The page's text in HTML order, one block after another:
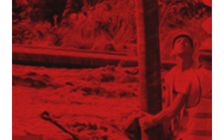
Baugrubenverbau
Bodenverankerungen
Palisaden
Spundwände
Stützmauern
Trägerbohlwände
Baugrundverbesserung und
Spezialfundamente